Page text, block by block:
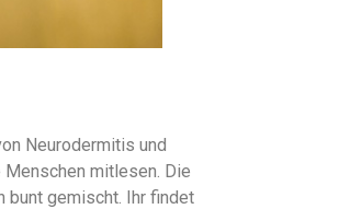
Neurodermitis und
mitlesen. Die
bunt gemischt. Ihr findet